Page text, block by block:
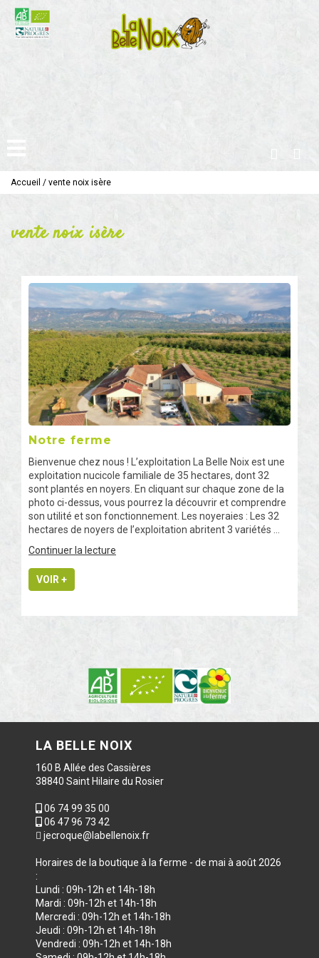
Accueil / vente noix isère
vente noix isère
Notre ferme
Bienvenue chez nous ! L’exploitation La Belle Noix est une
exploitation nucicole familiale de 35 hectares, dont 32
sont plantés en noyers. En cliquant sur chaque zone de la
photo ci-dessus, vous pourrez la découvrir et comprendre
son utilité et son fonctionnement. Les noyeraies : Les 32
hectares de noyers de l’exploitation abritent 3 variétés …
Continuer la lecture
VOIR +
LA BELLE NOIX
160 B Allée des Cassières
38840 Saint Hilaire du Rosier
06 74 99 35 00
06 47 96 73 42
jecroque@labellenoix.fr
Horaires de la boutique à la ferme - de mai à août 2026
:
Lundi : 09h-12h et 14h-18h
Mardi : 09h-12h et 14h-18h
Mercredi : 09h-12h et 14h-18h
Jeudi : 09h-12h et 14h-18h
Vendredi : 09h-12h et 14h-18h